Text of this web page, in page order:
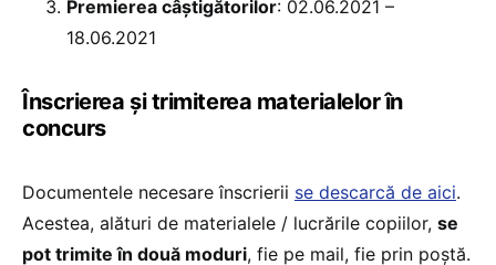
Premierea câștigătorilor: 02.06.2021 –
18.06.2021
Înscrierea și trimiterea materialelor în
concurs
Documentele necesare înscrierii se descarcă de aici.
Acestea, alături de materialele / lucrările copiilor, se
pot trimite în două moduri, fie pe mail, fie prin poștă.